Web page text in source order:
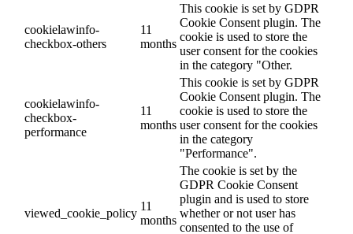
cookielawinfo-
checkbox-others
11
months
This cookie is set by GDPR
Cookie Consent plugin. The
cookie is used to store the
user consent for the cookies
in the category "Other.
cookielawinfo-
checkbox-
performance
11
months
This cookie is set by GDPR
Cookie Consent plugin. The
cookie is used to store the
user consent for the cookies
in the category
"Performance".
viewed_cookie_policy
11
months
The cookie is set by the
GDPR Cookie Consent
plugin and is used to store
whether or not user has
consented to the use of